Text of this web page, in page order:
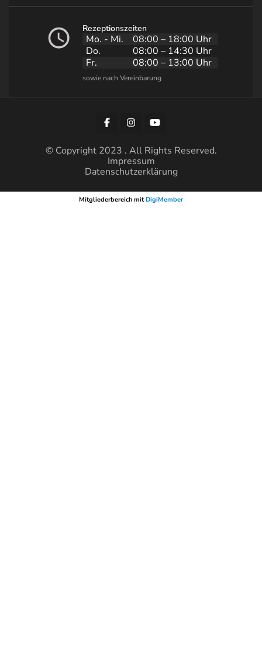
Rezeptionszeiten
Mo. - Mi.
08:00 – 18:00 Uhr
Do.
08:00 – 14:30 Uhr
Fr.
08:00 – 13:00 Uhr
© Copyright 2023 . All Rights Reserved.
Impressum
Datenschutzerklärung
Mitgliederbereich mitDigiMember